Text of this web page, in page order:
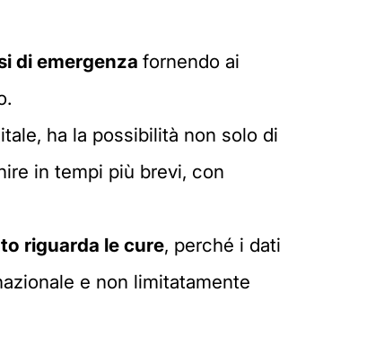
di emergenza fornendo ai
ha la possibilità non solo di
in tempi più brevi, con
riguarda le cure, perché i dati
e non limitatamente